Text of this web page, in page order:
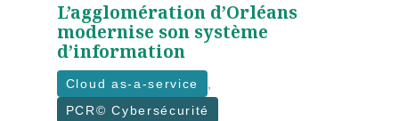
L’agglomération d’Orléans
modernise son système
d’information
Cloud as-a-service
PCR© Cybersécurité